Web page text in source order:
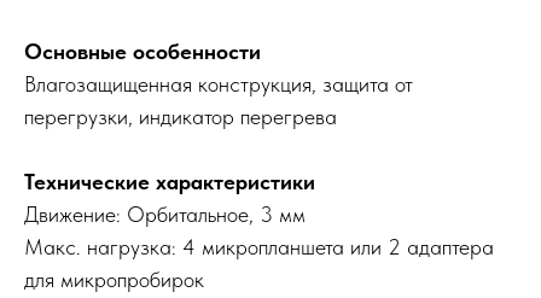
Основные особенности
Влагозащищенная конструкция, защита от
перегрузки, индикатор перегрева
Технические характеристики
Движение: Орбитальное, 3 мм
Макс. нагрузка: 4 микропланшета или 2 адаптера
для микропробирок